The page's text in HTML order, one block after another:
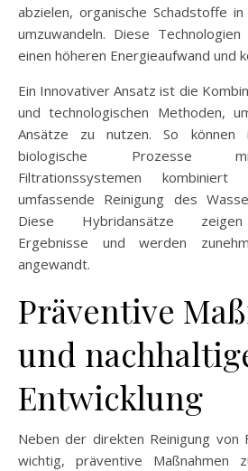
abzielen, organische Schadstoffe
umzuwandeln. Diese
einen höheren Energieaufwand und
Ein Innovativer Ansatz ist die
und technologischen Methoden,
Ansätze zu nutzen. So können
biologische Prozesse
Filtrationssystemen
umfassende Reinigung des
Diese Hybridansätze zeigen
Ergebnisse und werden
angewandt.
Präventive
und
Entwicklung
Neben der direkten Reinigung von
wichtig, präventive Maßnahmen